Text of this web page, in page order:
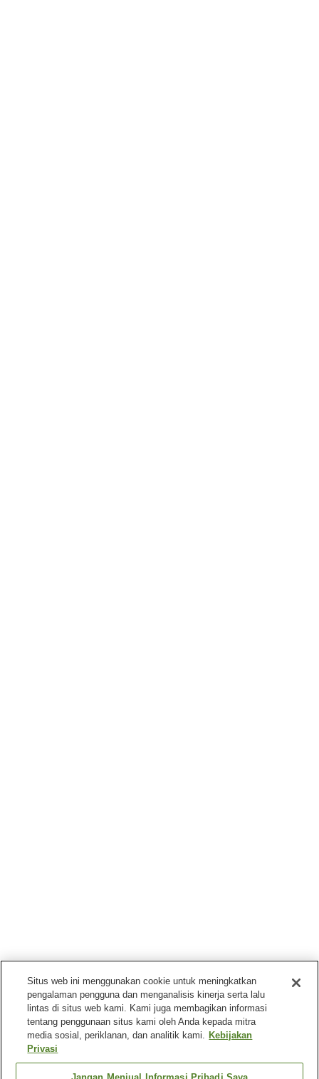
Situs web ini menggunakan cookie untuk meningkatkan
pengalaman pengguna dan menganalisis kinerja serta lalu
lintas di situs web kami. Kami juga membagikan informasi
tentang penggunaan situs kami oleh Anda kepada mitra
media sosial, periklanan, dan analitik kami. Kebijakan
Privasi